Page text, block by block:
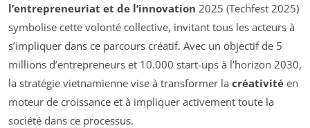
l’entrepreneuriat et de l’innovation 2025 (Techfest 2025)
symbolise cette volonté collective, invitant tous les acteurs à
s’impliquer dans ce parcours créatif. Avec un objectif de 5
millions d’entrepreneurs et 10.000 start-ups à l’horizon 2030,
la stratégie vietnamienne vise à transformer la créativité en
moteur de croissance et à impliquer activement toute la
société dans ce processus.